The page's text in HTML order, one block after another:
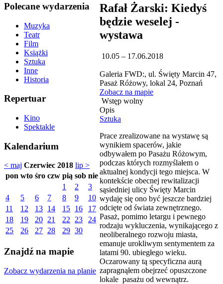
Polecane wydarzenia
Muzyka
Teatr
Film
Książki
Sztuka
Inne
Historia
Repertuar
Kino
Spektakle
Kalendarium
< maj Czerwiec 2018 lip >
pon wto śro czw pią sob nie
1
2
3
4
5 6 7 8 9
10
11
12 13 14 15 16
17
18
19 20 21 22 23
24
25
26 27 28 29 30
Znajdź na mapie
Zobacz wydarzenia na planie
Rafał Żarski: Kiedyś
będzie weselej -
wystawa
10.05 – 17.06.2018
Galeria FWD:, ul. Święty Marcin 47,
Pasaż Różowy, lokal 24, Poznań
Zobacz na mapie
Wstęp wolny
Opis
Sztuka
Prace zrealizowane na wystawę są
wynikiem spacerów, jakie
odbywałem po Pasażu Różowym,
podczas których rozmyślałem o
aktualnej kondycji tego miejsca. W
kontekście obecnej rewitalizacji
sąsiedniej ulicy Święty Marcin
wydaję się ono być jeszcze bardziej
odcięte od świata zewnętrznego.
Pasaż, pomimo letargu i pewnego
rodzaju wykluczenia, wynikającego z
neoliberalnego rozwoju miasta,
emanuje urokliwym sentymentem za
latami 90. ubiegłego wieku.
Oczarowany tą specyficzna aurą
zapragnąłem obejrzeć opuszczone
lokale pasażu od wewnątrz.